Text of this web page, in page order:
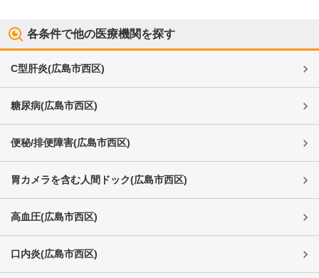
各条件で他の医療機関を探す
C型肝炎(広島市西区)
糖尿病(広島市西区)
便秘/排便障害(広島市西区)
胃カメラを含む人間ドック(広島市西区)
高血圧(広島市西区)
口内炎(広島市西区)